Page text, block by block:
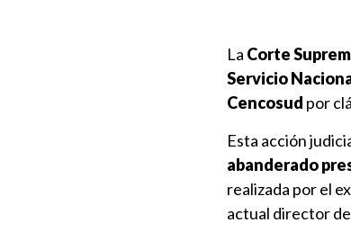
La Corte
Servicio
Cencosud por
Esta acción
abanderado
realizada por el
actual director